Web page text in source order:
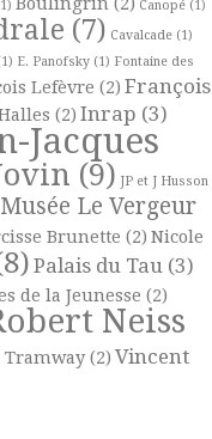
Boulingrin(2) Canopé(1)
(7) Cavalcade(1)
E. Panofsky (1) Fontaine des
Lefèvre (2) François
(2) Inrap (3)
Jacques
(9) JP et J Husson
Musée Le Vergeur
Brunette (2) Nicole
Palais du Tau(3)
de la Jeunesse (2)
Neiss
Tramway(2) Vincent